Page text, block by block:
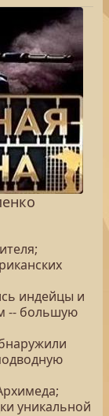
индейцы и
-- большую
уникальной